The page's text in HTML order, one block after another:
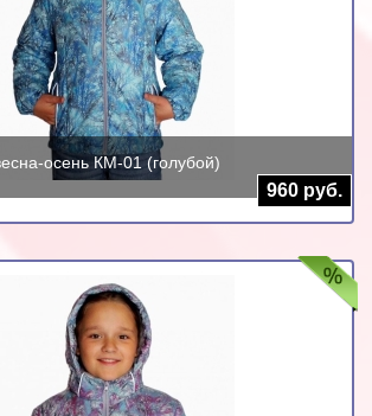
осень КМ-01 (голубой)
960 руб.